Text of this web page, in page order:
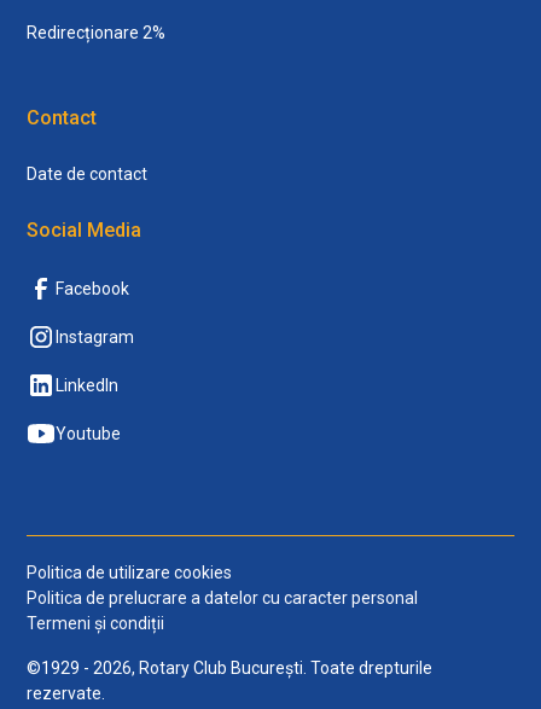
Redirecționare 2%
Contact
Date de contact
Social Media
Facebook
Instagram
LinkedIn
Youtube
©1929 - 2026, Rotary Club București. Toate drepturile
rezervate.
Politica de utilizare cookies
Politica de prelucrare a datelor cu caracter personal
Termeni și condiții